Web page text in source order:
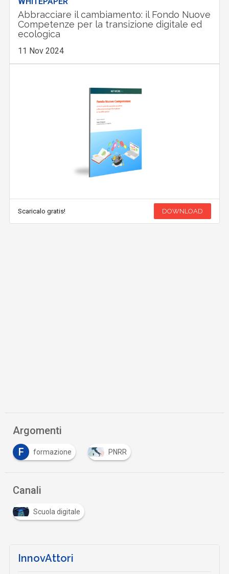
Abbracciare il cambiamento: il Fondo Nuove
Competenze per la transizione digitale ed
ecologica
11 Nov 2024
Scaricalo gratis! DOWNLOAD
Argomenti
F
formazione PNRR
Canali
Scuola digitale
InnovAttori